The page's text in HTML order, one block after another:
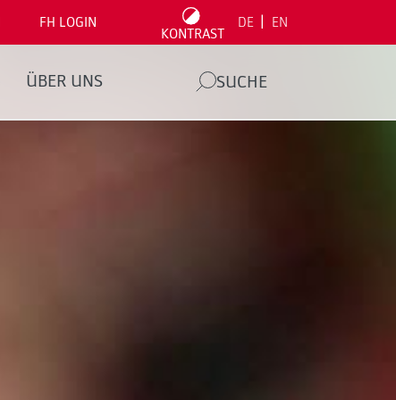
FH LOGIN
KONTRAST
DE EN
ÜBER UNS SUCHE